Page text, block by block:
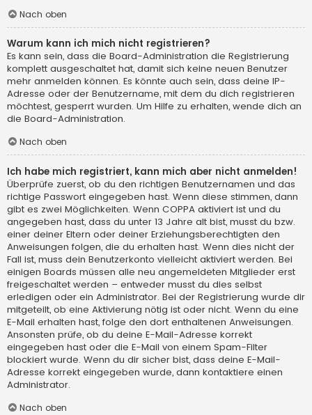
Nach oben
Warum kann ich mich nicht registrieren?
Es kann sein, dass die Board-Administration die Registrierung
komplett ausgeschaltet hat, damit sich keine neuen Benutzer
mehr anmelden können. Es könnte auch sein, dass deine IP-
Adresse oder der Benutzername, mit dem du dich registrieren
möchtest, gesperrt wurden. Um Hilfe zu erhalten, wende dich an
die Board-Administration.
Nach oben
Ich habe mich registriert, kann mich aber nicht anmelden!
Überprüfe zuerst, ob du den richtigen Benutzernamen und das
richtige Passwort eingegeben hast. Wenn diese stimmen, dann
gibt es zwei Möglichkeiten. Wenn COPPA aktiviert ist und du
angegeben hast, dass du unter 13 Jahre alt bist, musst du bzw.
einer deiner Eltern oder deiner Erziehungsberechtigten den
Anweisungen folgen, die du erhalten hast. Wenn dies nicht der
Fall ist, muss dein Benutzerkonto vielleicht aktiviert werden. Bei
einigen Boards müssen alle neu angemeldeten Mitglieder erst
freigeschaltet werden – entweder musst du dies selbst
erledigen oder ein Administrator. Bei der Registrierung wurde dir
mitgeteilt, ob eine Aktivierung nötig ist oder nicht. Wenn du eine
E-Mail erhalten hast, folge den dort enthaltenen Anweisungen.
Ansonsten prüfe, ob du deine E-Mail-Adresse korrekt
eingegeben hast oder die E-Mail von einem Spam-Filter
blockiert wurde. Wenn du dir sicher bist, dass deine E-Mail-
Adresse korrekt eingegeben wurde, dann kontaktiere einen
Administrator.
Nach oben